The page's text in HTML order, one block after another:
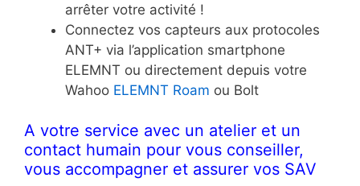
arrêter votre activité !
Connectez vos capteurs aux protocoles
ANT+ via l’application smartphone
ELEMNT ou directement depuis votre
Wahoo ELEMNT Roam ou Bolt
A votre service avec un atelier et un
contact humain pour vous conseiller,
vous accompagner et assurer vos SAV